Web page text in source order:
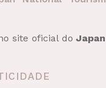
site oficial doJapan